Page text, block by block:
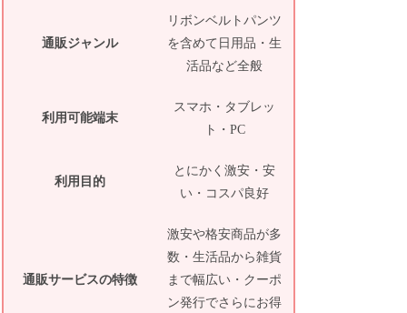
通販ジャンル
リボンベルトパンツ
を含めて日用品・生
活品など全般
利用可能端末
スマホ・タブレッ
ト・PC
利用目的
とにかく激安・安
い・コスパ良好
通販サービスの特徴
激安や格安商品が多
数・生活品から雑貨
まで幅広い・クーポ
ン発行でさらにお得